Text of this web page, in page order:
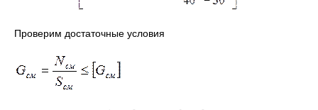
Проверим достаточные условия